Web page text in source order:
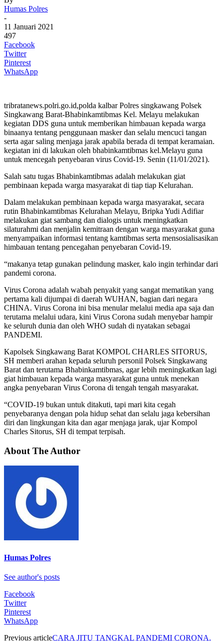
Humas Polres
-
11 Januari 2021
497
Facebook
Twitter
Pinterest
WhatsApp
tribratanews.polri.go.id,polda kalbar Polres singkawang Polsek
Singkawang Barat-Bhabinkamtibmas Kel. Melayu melakukan
kegiatan DDS guna untuk memberikan himbauan kepada warga
binaanya tentang penggunaan masker dan selalu mencuci tangan
serta agar saling menjaga jarak apabila berada di tempat keramaian.
kegiatan ini di lakukan oleh bhabinkamtibmas kel.Melayu guna
untuk mencegah penyebaran virus Covid-19. Senin (11/01/2021).
Salah satu tugas Bhabinkamtibmas adalah melakukan giat
pembinaan kepada warga masyarakat di tiap tiap Kelurahan.
Dalam melakukan pembinaan kepada warga masyarakat, secara
rutin Bhabinkamtibmas Kelurahan Melayu, Bripka Yudi Adifiar
melakukan giat sambang dan dialogis untuk meningkatkan
silaturahmi dan menjalin kemitraan dengan warga masyarakat guna
menyampaikan informasi tentang kamtibmas serta mensosialisasikan
himbauan tentang pencegahan penyebaran Covid-19.
“makanya tetap gunakan pelindung masker, kalo ingin terhindar dari
pandemi corona.
Virus Corona adalah wabah penyakit yang sangat mematikan yang
pertama kali dijumpai di daerah WUHAN, bagian dari negara
CHINA. Virus Corona ini bisa menular melalui media apa saja dan
terutama melalui udara, kini Virus Corona sudah menyebar hampir
ke seluruh dunia dan oleh WHO sudah di nyatakan sebagai
PANDEMI.
Kapolsek Singkawang Barat KOMPOL CHARLES SITORUS,
SH memberi arahan kepada seluruh personil Polsek Singkawang
Barat dan terutama Bhabinkamtibmas, agar lebih meningkatkan lagi
giat himbauan kepada warga masyarakat guna untuk menekan
angka penyebaran Virus Corona di tengah tengah masyarakat.
“COVID-19 bukan untuk ditakuti, tapi mari kita cegah
penyebaranya dengan pola hidup sehat dan selalu jaga kebersihan
diri dan lingkungan kita dan agar menjaga jarak, ujar Kompol
Charles Sitorus, SH di tempat terpisah.
About The Author
Humas Polres
See author's posts
Facebook
Twitter
Pinterest
WhatsApp
Previous articleCARA JITU TANGKAL PANDEMI CORONA.